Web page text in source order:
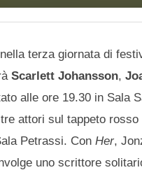
terza giornata di
Scarlett Johansson,
alle ore 19.30 in Sala
attori sul tappeto
Petrassi. ConHer,
uno scrittore